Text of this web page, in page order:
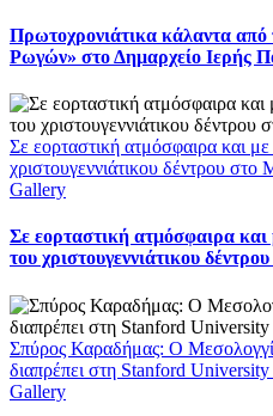
Πρωτοχρονιάτικα κάλαντα
Ρωγών» στο Δημαρχείο Ιερής
Σε εορταστική ατμόσφαιρα και
χριστουγεννιάτικου δέντρου στο
Gallery
Σε εορταστική ατμόσφαιρα
του χριστουγεννιάτικου
Σπύρος Καραδήμας: Ο
διαπρέπει στη Stanford
Gallery